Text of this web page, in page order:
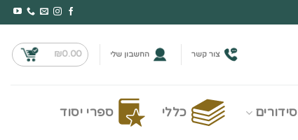
צור קשר החשבון שלי ₪0.00
סידורים כללי ספרי יסוד